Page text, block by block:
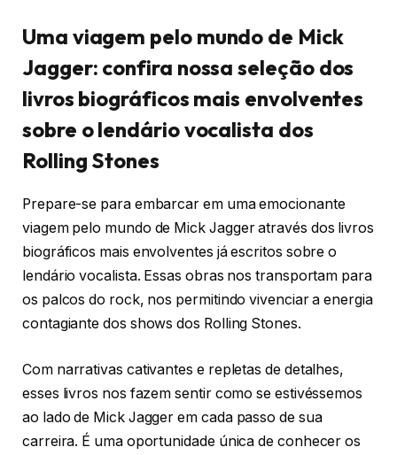
Uma viagem pelo mundo de Mick
Jagger: confira nossa seleção dos
livros biográficos mais envolventes
sobre o lendário vocalista dos
Rolling Stones
Prepare-se para embarcar em uma emocionante
viagem pelo mundo de Mick Jagger através dos livros
biográficos mais envolventes já escritos sobre o
lendário vocalista. Essas obras nos transportam para
os palcos do rock, nos permitindo vivenciar a energia
contagiante dos shows dos Rolling Stones.
Com narrativas cativantes e repletas de detalhes,
esses livros nos fazem sentir como se estivéssemos
ao lado de Mick Jagger em cada passo de sua
carreira. É uma oportunidade única de conhecer os